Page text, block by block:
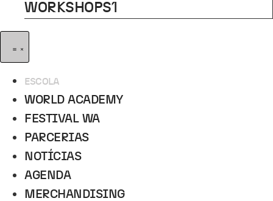
WORKSHOPS1
ESCOLA
WORLD ACADEMY
FESTIVAL WA
PARCERIAS
NOTÍCIAS
AGENDA
MERCHANDISING